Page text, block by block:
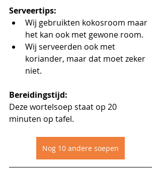
Serveertips:
Wij gebruikten kokosroom maar
het kan ook met gewone room.
Wij serveerden ook met
koriander, maar dat moet zeker
niet.
Bereidingstijd:
Deze wortelsoep staat op 20
minuten op tafel.
Nog 10 andere soepen